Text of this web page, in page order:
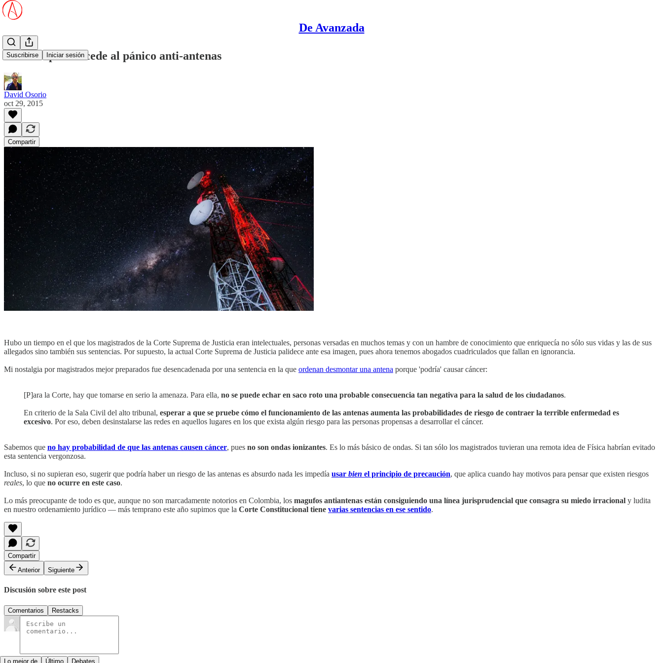
De Avanzada
Suscribirse Iniciar sesión
Corte Suprema cede al pánico anti-antenas
David Osorio
oct 29, 2015
Compartir
Hubo un tiempo en el que los magistrados de la Corte Suprema de Justicia eran intelectuales, personas versadas en muchos temas y con un hambre de conocimiento que enriquecía no sólo sus vidas y las de sus
allegados sino también sus sentencias. Por supuesto, la actual Corte Suprema de Justicia palidece ante esa imagen, pues ahora tenemos abogados cuadriculados que fallan en ignorancia.
Mi nostalgia por magistrados mejor preparados fue desencadenada por una sentencia en la que ordenan desmontar una antena porque 'podría' causar cáncer:
[P]ara la Corte, hay que tomarse en serio la amenaza. Para ella, no se puede echar en saco roto una probable consecuencia tan negativa para la salud de los ciudadanos.
En criterio de la Sala Civil del alto tribunal, esperar a que se pruebe cómo el funcionamiento de las antenas aumenta las probabilidades de riesgo de contraer la terrible enfermedad es
excesivo. Por eso, deben desinstalarse las redes en aquellos lugares en los que exista algún riesgo para las personas propensas a desarrollar el cáncer.
Sabemos que no hay probabilidad de que las antenas causen cáncer, pues no son ondas ionizantes. Es lo más básico de ondas. Si tan sólo los magistrados tuvieran una remota idea de Física habrían evitado
esta sentencia vergonzosa.
Incluso, si no supieran eso, sugerir que podría haber un riesgo de las antenas es absurdo nada les impedía usar bien el principio de precaución, que aplica cuando hay motivos para pensar que existen riesgos
reales, lo que no ocurre en este caso.
Lo más preocupante de todo es que, aunque no son marcadamente notorios en Colombia, los magufos antiantenas están consiguiendo una línea jurisprudencial que consagra su miedo irracional y ludita
en nuestro ordenamiento jurídico — más temprano este año supimos que la Corte Constitucional tiene varias sentencias en ese sentido.
Compartir
Anterior
Siguiente
Discusión sobre este post
Comentarios Restacks
Lo mejor de Último Debates